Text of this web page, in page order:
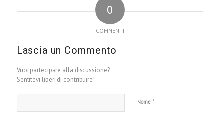
0
COMMENTI
Lascia un Commento
Vuoi partecipare alla discussione?
Sentitevi liberi di contribuire!
Nome *